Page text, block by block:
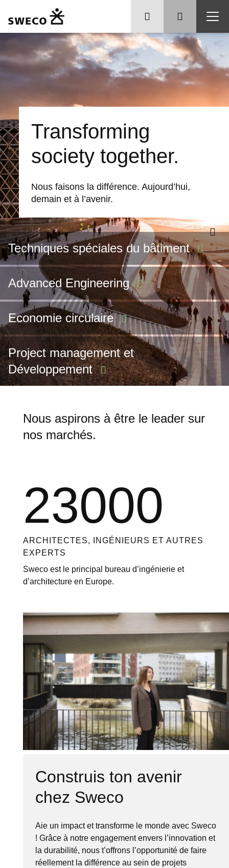
Transforming
society together.
Nous faisons la différence. Aujourd’hui,
demain et à l’avenir.
Que recherchez-vous ?
Techniques spéciales du bâtiment
Advanced Engineering
Economie circulaire
Project management et
Développement
Nous aspirons à être le leader sur
nos marchés.
23000
ARCHITECTES, INGÉNIEURS ET AUTRES
EXPERTS
Sweco est le principal bureau d’ingénierie et
d’architecture en Europe.
Construis ton avenir
chez Sweco
Aie un impact et transforme le monde avec Sweco
! Grâce à notre engagement envers l’innovation et
la durabilité, nous t’offrons l’opportunité de faire
réellement la différence au sein de projets